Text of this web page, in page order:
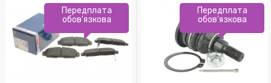
Передплата
обов'язкова
Передплата
обов'язкова